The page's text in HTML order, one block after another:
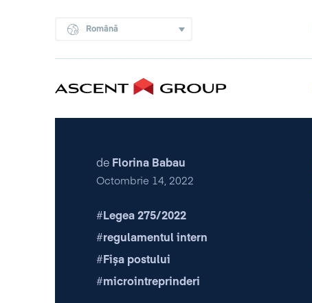
Română
de Florina Babau
Octombrie 14, 2022
Legea 275/2022
regulamentul intern
Fișa postului
microintreprinderi